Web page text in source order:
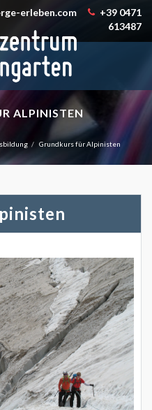
erleben.com
+39 0471
613487
ALPINISTEN
Grundkurs für Alpinisten